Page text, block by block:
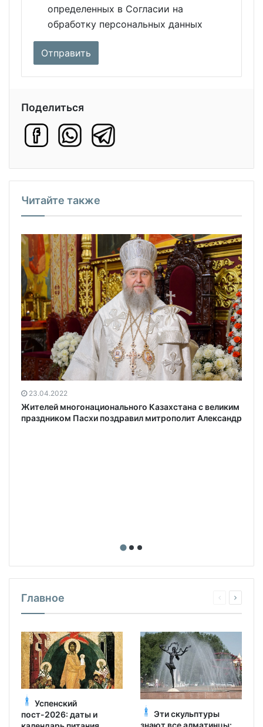
определенных в Согласии на
обработку персональных данных
Поделиться
Читайте также
23.04.2022
Жителей многонационального Казахстана с великим
праздником Пасхи поздравил митрополит Александр
Главное
Успенский
пост-2026: даты и
Эти скульптуры
знают все алматинцы: